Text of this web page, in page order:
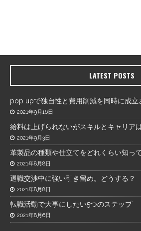
LATEST POSTS
pop upで独自性と費用削減を同時に成立
2021年9月16日
給料は上げられないがスキルとキャリア
2021年9月3日
革製品の種類や仕立てをどれくらい知っ
2021年8月8日
退職交渉中に強い引き留め。どうする？
2021年8月8日
転職活動で大事にしたい5つのステップ
2021年8月6日